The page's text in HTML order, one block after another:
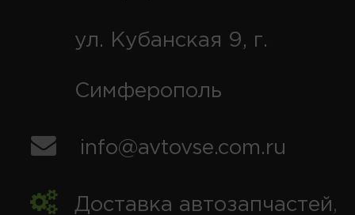
ул. Кубанская 9, г.
Симферополь
info@avtovse.com.ru
Доставка автозапчастей,